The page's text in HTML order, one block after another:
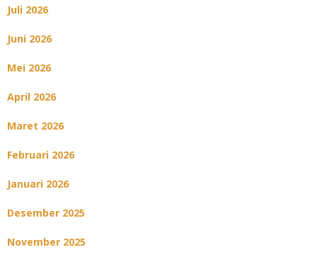
Juli 2026
Juni 2026
Mei 2026
April 2026
Maret 2026
Februari 2026
Januari 2026
Desember 2025
November 2025